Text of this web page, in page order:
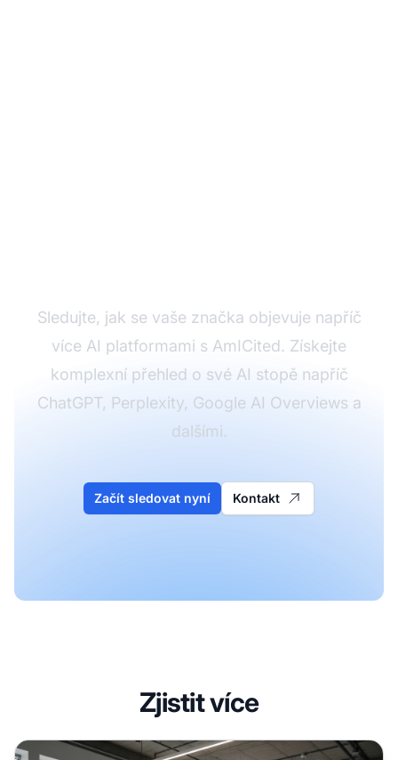
Sledujte, jak se vaše značka objevuje napříč
více AI platformami s AmICited. Získejte
komplexní přehled o své AI stopě napříč
ChatGPT, Perplexity, Google AI Overviews a
dalšími.
Začít sledovat nyní Kontakt
Zjistit více
Když se AI platformy mění: Jak přizpůsobit svou strategii